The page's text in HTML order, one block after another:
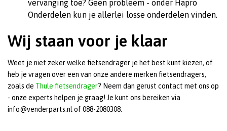
vervanging toe? Geen probleem - onder Hapro
Onderdelen kun je allerlei losse onderdelen vinden.
Wij staan voor je klaar
Weet je niet zeker welke fietsendrager je het best kunt kiezen, of
heb je vragen over een van onze andere merken fietsendragers,
zoals de Thule fietsendrager? Neem dan gerust contact met ons op
- onze experts helpen je graag! Je kunt ons bereiken via
info@venderparts.nl of 088-2080308.